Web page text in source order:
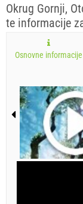
Okrug Gornji,
te informacije
Osnovne informacije